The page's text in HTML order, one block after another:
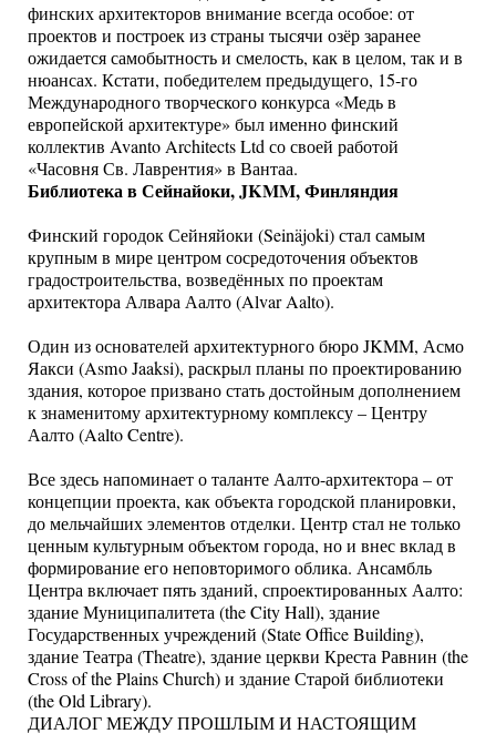
финских архитекторов внимание всегда особое: от
проектов и построек из страны тысячи озёр заранее
ожидается самобытность и смелость, как в целом, так и в
нюансах. Кстати, победителем предыдущего, 15-го
Международного творческого конкурса «Медь в
европейской архитектуре» был именно финский
коллектив Avanto Architects Ltd со своей работой
«Часовня Св. Лаврентия» в Вантаа.
Библиотека в Сейнайоки, JKMM, Финляндия
Финский городок Сейняйоки (Seinäjoki) стал самым
крупным в мире центром сосредоточения объектов
градостроительства, возведённых по проектам
архитектора Алвара Аалто (Alvar Aalto).
Один из основателей архитектурного бюро JKMM, Асмо
Яакси (Asmo Jaaksi), раскрыл планы по проектированию
здания, которое призвано стать достойным дополнением
к знаменитому архитектурному комплексу – Центру
Аалто (Aalto Centre).
Все здесь напоминает о таланте Аалто-архитектора – от
концепции проекта, как объекта городской планировки,
до мельчайших элементов отделки. Центр стал не только
ценным культурным объектом города, но и внес вклад в
формирование его неповторимого облика. Ансамбль
Центра включает пять зданий, спроектированных Аалто:
здание Муниципалитета (the City Hall), здание
Государственных учреждений (State Office Building),
здание Театра (Theatre), здание церкви Креста Равнин (the
Cross of the Plains Church) и здание Старой библиотеки
(the Old Library).
ДИАЛОГ МЕЖДУ ПРОШЛЫМ И НАСТОЯЩИМ